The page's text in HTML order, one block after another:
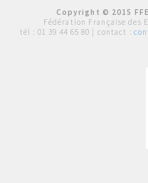
Copyright © 2015
Fédération Française des
tél : 01 39 44 65 80 | contact :